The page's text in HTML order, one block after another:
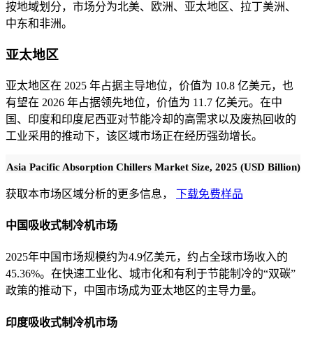
按地域划分，市场分为北美、欧洲、亚太地区、拉丁美洲、
中东和非洲。
亚太地区
亚太地区在 2025 年占据主导地位，价值为 10.8 亿美元，也
有望在 2026 年占据领先地位，价值为 11.7 亿美元。在中
国、印度和印度尼西亚对节能冷却的高需求以及废热回收的
工业采用的推动下，该区域市场正在经历强劲增长。
Asia Pacific Absorption Chillers Market Size, 2025 (USD Billion)
获取本市场区域分析的更多信息， 下载免费样品
中国吸收式制冷机市场
2025年中国市场规模约为4.9亿美元，约占全球市场收入的
45.36%。在快速工业化、城市化和有利于节能制冷的“双碳”
政策的推动下，中国市场成为亚太地区的主导力量。
印度吸收式制冷机市场